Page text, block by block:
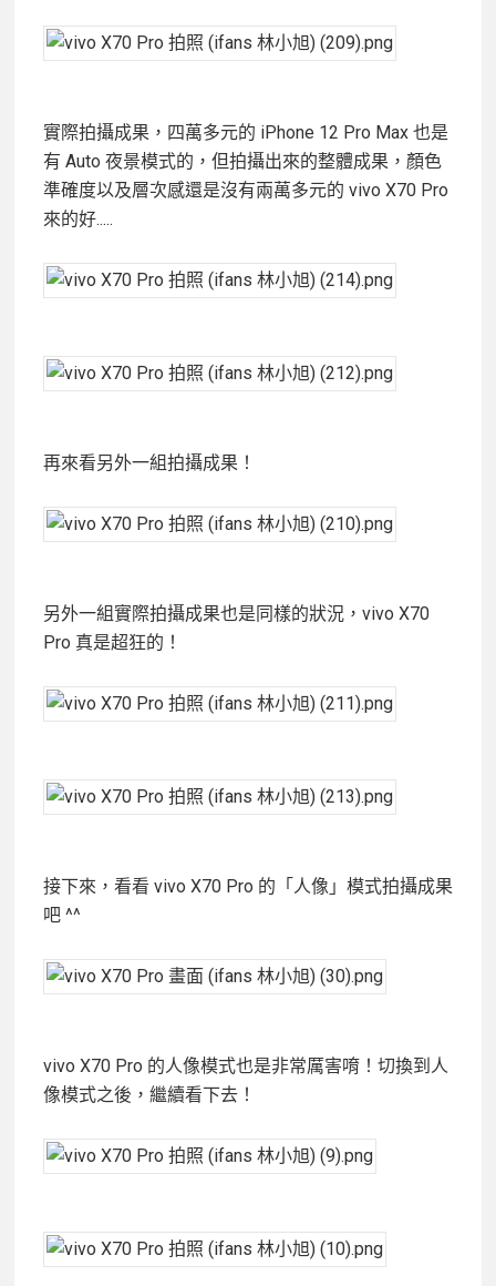
實際拍攝成果，四萬多元的 iPhone 12 Pro Max 也是
有 Auto 夜景模式的，但拍攝出來的整體成果，顏色
準確度以及層次感還是沒有兩萬多元的 vivo X70 Pro
來的好.....
再來看另外一組拍攝成果！
另外一組實際拍攝成果也是同樣的狀況，vivo X70
Pro 真是超狂的！
接下來，看看 vivo X70 Pro 的「人像」模式拍攝成果
吧 ^^
vivo X70 Pro 的人像模式也是非常厲害唷！切換到人
像模式之後，繼續看下去！